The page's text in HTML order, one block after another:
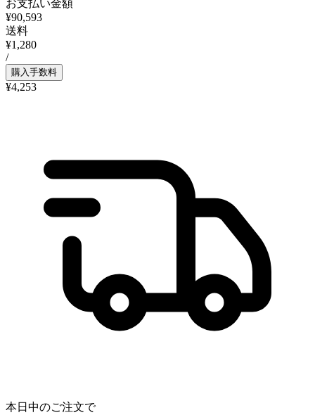
お支払い金額
¥90,593
送料
¥1,280
/
購入手数料
¥4,253
本日中のご注文で